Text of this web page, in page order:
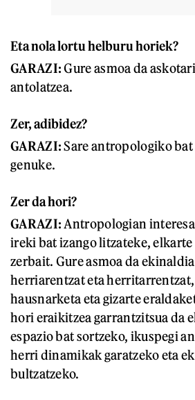
Eta nola lortu helburu horiek?
GARAZI:Gure asmoa da
antolatzea.
Zer, adibidez?
GARAZI:Sare antropologiko
genuke.
Zer da hori?
GARAZI: Antropologian
ireki bat izango litzateke,
zerbait. Gure asmoa da
herriarentzat eta
hausnarketa eta gizarte
hori eraikitzea garrantzitsua da
espazio bat sortzeko, ikuspegi
herri dinamikak garatzeko eta
bultzatzeko.